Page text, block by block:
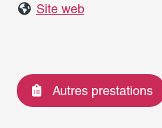
Site web
Autres prestations